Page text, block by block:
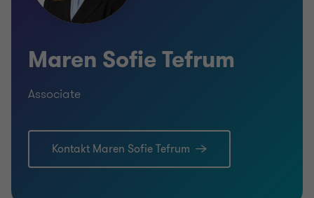
Maren Sofie Tefrum
Associate
Kontakt Maren Sofie Tefrum